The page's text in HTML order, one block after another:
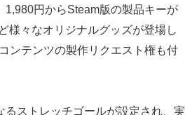
1,980円からSteam版の製品キーが
様々なオリジナルグッズが登場し
ンテンツの製作リクエスト権も付
ストレッチゴールが設定され、実